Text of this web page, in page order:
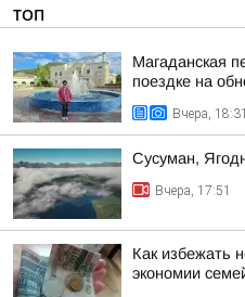
ТОП
Магаданская
поездке на
Вчера, 18:31
Сусуман,
Вчера, 17:51
Как избежать
экономии